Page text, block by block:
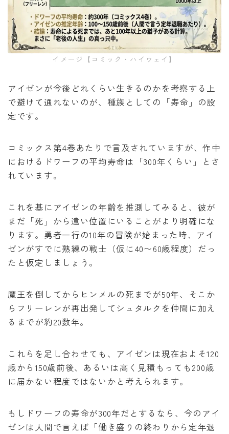
イメージ【コミック・ハイウェイ】
アイゼンが今後どれくらい生きるのかを考察する上
で避けて通れないのが、種族としての「寿命」の設
定です。
コミックス第4巻あたりで言及されていますが、作中
におけるドワーフの平均寿命は「300年くらい」とさ
れています。
これを基にアイゼンの年齢を推測してみると、彼が
まだ「死」から遠い位置にいることがより明確にな
ります。勇者一行の10年の冒険が始まった時、アイ
ゼンがすでに熟練の戦士（仮に40〜60歳程度）だっ
たと仮定しましょう。
魔王を倒してからヒンメルの死までが50年、そこか
らフリーレンが再出発してシュタルクを仲間に加え
るまでが約20数年。
これらを足し合わせても、アイゼンは現在およそ120
歳から150歳前後、あるいは高く見積もっても200歳
に届かない程度ではないかと考えられます。
もしドワーフの寿命が300年だとするなら、今のアイ
ゼンは人間で言えば「働き盛りの終わりから定年退